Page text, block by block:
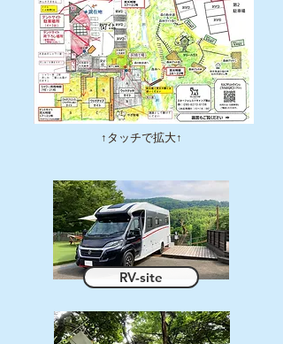
↑タッチで拡大↑
RV-site